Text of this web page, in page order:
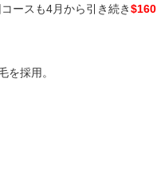
ースも4月から引き続き$160
を採用。